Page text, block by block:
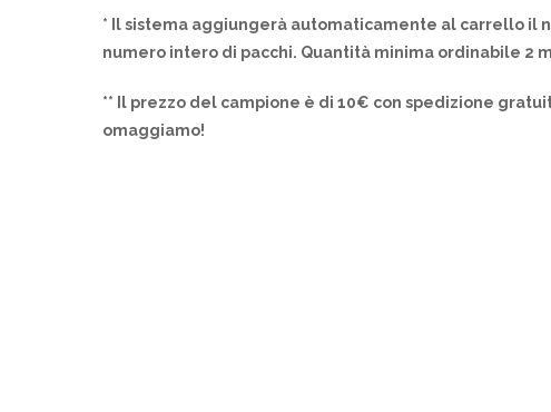
* Il sistema aggiungerà automaticamente al carrello il
numero intero di pacchi. Quantità minima ordinabile 2
** Il prezzo del campione è di 10€ con spedizione
omaggiamo!